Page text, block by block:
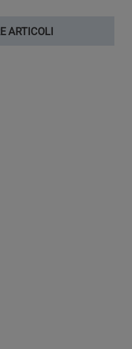
ARTICOLI